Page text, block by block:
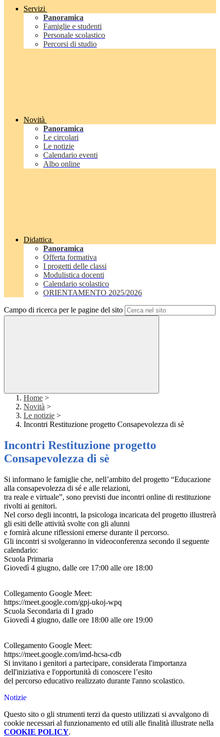
Servizi
Panoramica
Famiglie e studenti
Personale scolastico
Percorsi di studio
Novità
Panoramica
Le circolari
Le notizie
Calendario eventi
Albo online
Didattica
Panoramica
Offerta formativa
I progetti delle classi
Modulistica docenti
Calendario scolastico
ORIENTAMENTO 2025/2026
Campo di ricerca per le pagine del sito
Home >
Novità >
Le notizie >
Incontri Restituzione progetto Consapevolezza di sè
Incontri Restituzione progetto
Consapevolezza di sè
Si informano le famiglie che, nell’ambito del progetto “Educazione
alla consapevolezza di sé e alle relazioni,
tra reale e virtuale”, sono previsti due incontri online di restituzione
rivolti ai genitori.
Nel corso degli incontri, la psicologa incaricata del progetto illustrerà
gli esiti delle attività svolte con gli alunni
e fornirà alcune riflessioni emerse durante il percorso.
Gli incontri si svolgeranno in videoconferenza secondo il seguente
calendario:
Scuola Primaria
Giovedì 4 giugno, dalle ore 17:00 alle ore 18:00
Collegamento Google Meet:
https://meet.google.com/gpj-ukoj-wpq
Scuola Secondaria di I grado
Giovedì 4 giugno, dalle ore 18:00 alle ore 19:00
Collegamento Google Meet:
https://meet.google.com/imd-hcsa-cdb
Si invitano i genitori a partecipare, considerata l'importanza
dell'iniziativa e l'opportunità di conoscere l’esito
del percorso educativo realizzato durante l'anno scolastico.
Notizie
Questo sito o gli strumenti terzi da questo utilizzati si avvalgono di
cookie necessari al funzionamento ed utili alle finalità illustrate nella
COOKIE POLICY.